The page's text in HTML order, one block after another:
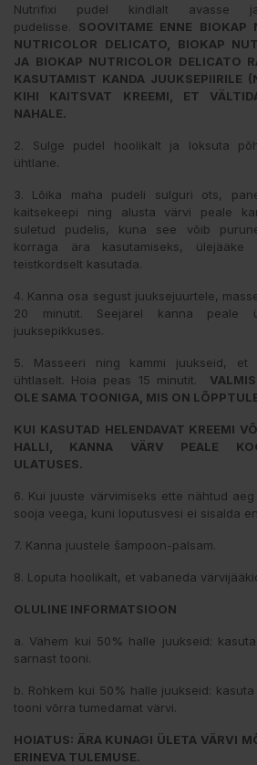
Nutrifixi pudel kindlalt
pudelisse. SOOVITAME ENNE BIOKAP
NUTRICOLOR DELICATO, BIOKAP
JA BIOKAP NUTRICOLOR DELICATO
KASUTAMIST KANDA JUUKSEPIIRILE
KIHI KAITSVAT KREEMI, ET
NAHALE.
2. Sulge pudel hoolikalt ja loksuta
ühtlane.
3. Lõika maha pudeli sulguri ots,
kaitsekeepi ning alusta värvi peale
suletud pudelis, kuna see võib
korraga ära kasutamiseks,
teistkordselt kasutada.
4. Kanna osa segust juuksejuurtele,
20 minutit. Seejärel kanna peale
juuksepikkuses.
5. Masseeri ning kammi juukseid, et
ühtlaselt. Hoia peas 15 minutit.
OLE SAMA TOONIGA, MIS ON
KUI KASUTAD HELENDAVAT KREEMI
HALLI, KANNA VÄRV PEALE
ULATUSES.
6. Kui juuste värvimiseks ette nähtud
sooja veega, kuni loputusvesi ei sisalda
7. Kanna juustele šampoon-palsam.
8. Loputa hoolikalt, et vabaneda
OLULINE INFORMATSIOON
a. Vähem kui 50% halle juukseid:
sarnast tooni.
b. Rohkem kui 50% halle juukseid:
tooni võrra tumedamat värvi.
HOIATUS: ÄRA KUNAGI ÜLETA VÄRVI
ERINEVA TULEMUSE.